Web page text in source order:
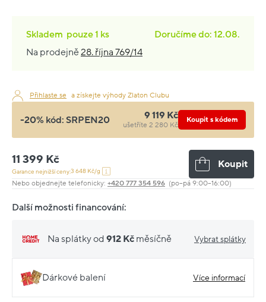
Skladem pouze1 ks
Doručíme do: 12.08.
Na prodejně28. října 769/14
Přihlaste se a získejte výhody Zlaton Clubu
-20% kód: SRPEN20 9 119 Kč
ušetříte 2 280 Kč
Koupit s kódem
11 399 Kč
Garance nejnižší ceny:3 648 Kč/g
Koupit
Nebo objednejte telefonicky: +420 777 354 596 (po–pá 9:00–16:00)
Další možnosti financování:
Na splátky od 912 Kč měsíčně Vybrat splátky
Dárkové balení Více informací